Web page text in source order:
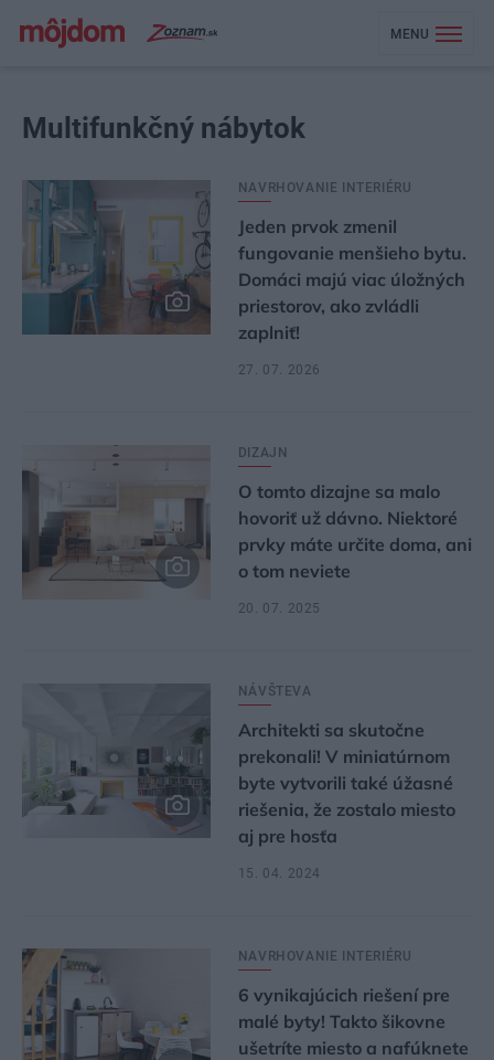
MENU
Multifunkčný nábytok
NAVRHOVANIE INTERIÉRU
Jeden prvok zmenil
fungovanie menšieho bytu.
Domáci majú viac úložných
priestorov, ako zvládli
zaplniť!
27. 07. 2026
DIZAJN
O tomto dizajne sa malo
hovoriť už dávno. Niektoré
prvky máte určite doma, ani
o tom neviete
20. 07. 2025
NÁVŠTEVA
Architekti sa skutočne
prekonali! V miniatúrnom
byte vytvorili také úžasné
riešenia, že zostalo miesto
aj pre hosťa
15. 04. 2024
NAVRHOVANIE INTERIÉRU
6 vynikajúcich riešení pre
malé byty! Takto šikovne
ušetríte miesto a nafúknete